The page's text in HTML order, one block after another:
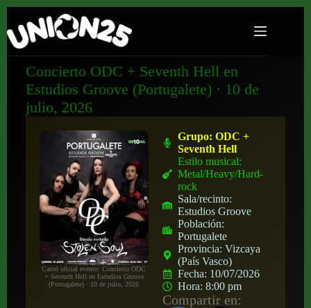
Concierto ODC + Seventh Hell en
Estudios Groove (Portugalete) · 10 de
julio, 2026
Cartel oficial evento: Concierto ODC
+ Seventh Hell en Estudios Groove
(Portugalete) · 10 de julio, 2026
Grupo:ODC +
Seventh Hell
Estilo musical:
Metal/Heavy/Hard-
rock
Sala/recinto:
Estudios Groove
Población:
Portugalete
Provincia:Vizcaya
(País Vasco)
Fecha: 10/07/2026
Hora:8:00 pm
Compartir en: